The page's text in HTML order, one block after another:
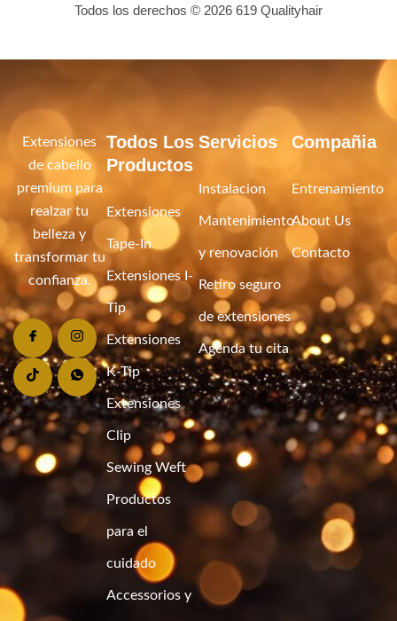
Todos los derechos © 2026 619 Qualityhair
Extensiones
de cabello
premium para
realzar tu
belleza y
transformar tu
confianza.
Todos Los
Productos
Extensiones
Tape-In
Extensiones I-
Tip
Extensiones
K-Tip
Extensiones
Clip
Sewing Weft
Productos
para el
cuidado
Accessorios y
Servicios
Instalacion
Mantenimiento
y renovación
Retiro seguro
de extensiones
Agenda tu cita
Compañia
Entrenamiento
About Us
Contacto